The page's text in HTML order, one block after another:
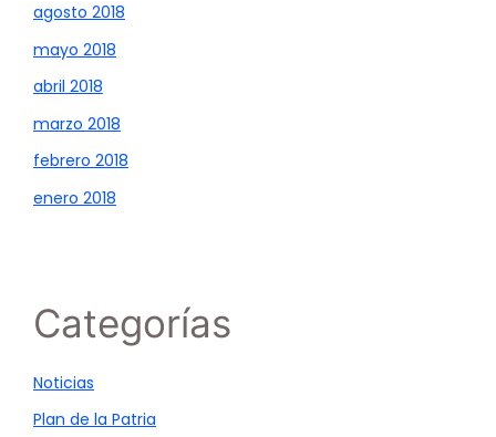
agosto 2018
mayo 2018
abril 2018
marzo 2018
febrero 2018
enero 2018
Categorías
Noticias
Plan de la Patria